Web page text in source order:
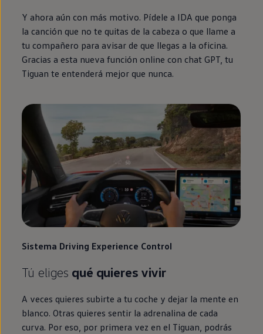
Y ahora aún con más motivo. Pídele a IDA que ponga
la canción que no te quitas de la cabeza o que llame a
tu compañero para avisar de que llegas a la oficina.
Gracias a esta nueva función online con chat GPT, tu
Tiguan te entenderá mejor que nunca.
Sistema Driving Experience Control
Tú eliges qué quieres vivir
A veces quieres subirte a tu coche y dejar la mente en
blanco. Otras quieres sentir la adrenalina de cada
curva. Por eso, por primera vez en el Tiguan , podrás